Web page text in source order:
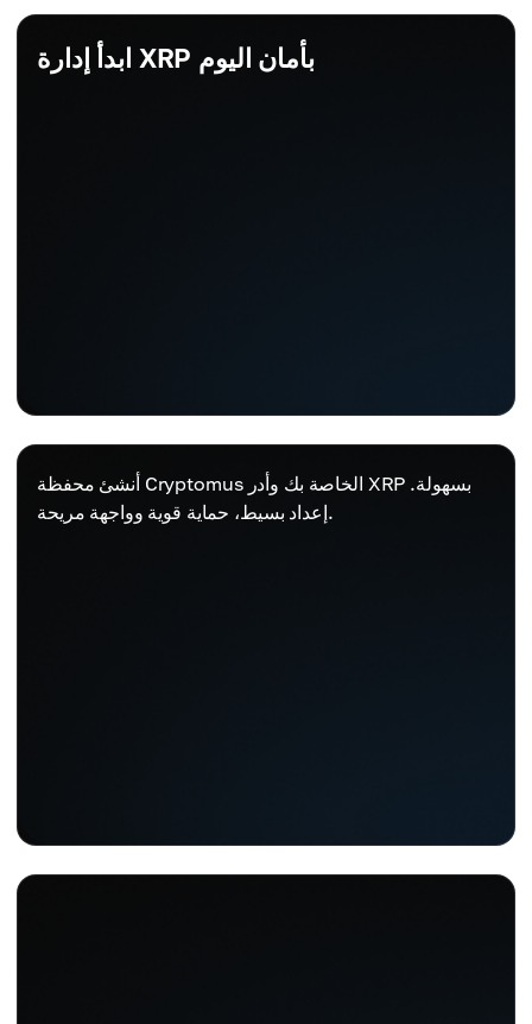
ابدأ إدارة XRP بأمان اليوم
أنشئ محفظة Cryptomus الخاصة بك وأدر XRP بسهولة.
إعداد بسيط، حماية قوية وواجهة مريحة.